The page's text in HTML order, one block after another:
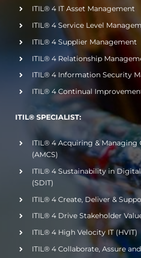
ITIL® 4 IT Asset Management
ITIL® 4 Service Level
ITIL® 4 Supplier Management
ITIL® 4 Relationship
ITIL® 4 Information Security
ITIL® 4 Continual
ITIL® SPECIALIST:
ITIL® 4 Acquiring & Managing
(AMCS)
ITIL® 4 Sustainability in
(SDIT)
ITIL® 4 Create, Deliver &
ITIL® 4 Drive Stakeholder
ITIL® 4 High Velocity IT (HVIT)
ITIL® 4 Collaborate, Assure